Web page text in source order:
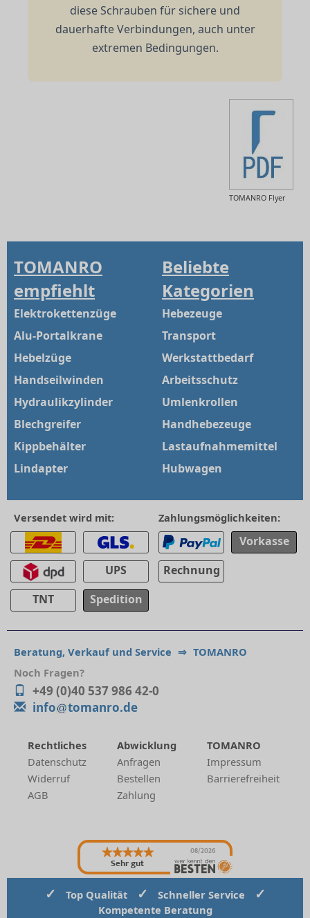
diese Schrauben für sichere und
dauerhafte Verbindungen, auch unter
extremen Bedingungen.
TOMANRO Flyer
TOMANRO
empfiehlt
Elektrokettenzüge
Alu-Portalkrane
Hebelzüge
Handseilwinden
Hydraulikzylinder
Blechgreifer
Kippbehälter
Lindapter
Beliebte
Kategorien
Hebezeuge
Transport
Werkstattbedarf
Arbeitsschutz
Umlenkrollen
Handhebezeuge
Lastaufnahmemittel
Hubwagen
Versendet wird mit:
UPS
TNT
Spedition
Zahlungsmöglichkeiten:
Vorkasse
Rechnung
Beratung, Verkauf und Service ⇒ TOMANRO
Noch Fragen?
+49 (0)40 537 986 42-0
info
tomanro.de
Rechtliches
Datenschutz
Widerruf
AGB
Abwicklung
Anfragen
Bestellen
Zahlung
TOMANRO
Impressum
Barrierefreiheit
Sehr gut
08/2026
✓ Top Qualität ✓ Schneller Service ✓
Kompetente Beratung